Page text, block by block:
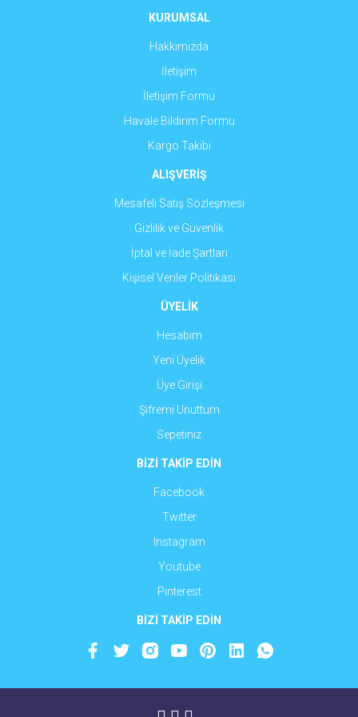
Ürün fiyatı diğer sitelerden daha pahalı.
Gönder
KURUMSAL
Hakkımızda
İletişim
İletişim Formu
Havale Bildirim Formu
Kargo Takibi
ALIŞVERİŞ
Mesafeli Satış Sözleşmesi
Gizlilik ve Güvenlik
İptal ve İade Şartları
Kişisel Veriler Politikası
ÜYELİK
Hesabım
Yeni Üyelik
Üye Girişi
Şifremi Unuttum
Sepetiniz
BİZİ TAKİP EDİN
Facebook
Twitter
Instagram
Youtube
Pinterest
BİZİ TAKİP EDİN